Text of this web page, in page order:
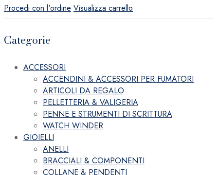
Procedi con l'ordine Visualizza carrello
Categorie
ACCESSORI
ACCENDINI & ACCESSORI PER FUMATORI
ARTICOLI DA REGALO
PELLETTERIA & VALIGERIA
PENNE E STRUMENTI DI SCRITTURA
WATCH WINDER
GIOIELLI
ANELLI
BRACCIALI & COMPONENTI
COLLANE & PENDENTI